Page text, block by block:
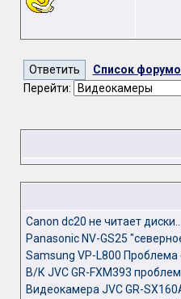
Список
Перейти:
Canon dc20 не читает диски...
Panasonic NV-GS25
Samsung VP-L800 Проблема
В/К JVC GR-FXM393
Видеокамера JVC GR-